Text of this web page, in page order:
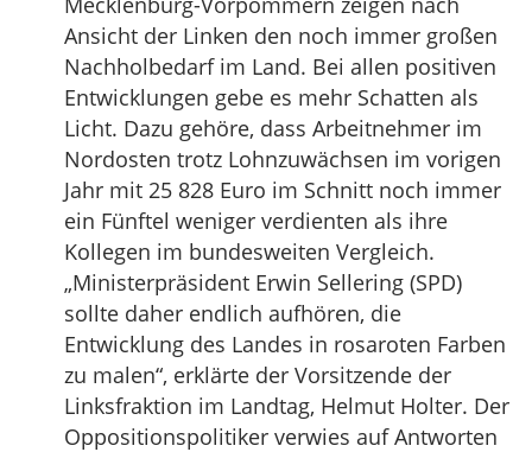
Ansicht der Linken den noch immer großen
Nachholbedarf im Land. Bei allen positiven
Entwicklungen gebe es mehr Schatten als
Licht. Dazu gehöre, dass Arbeitnehmer im
Nordosten trotz Lohnzuwächsen im vorigen
Jahr mit 25 828 Euro im Schnitt noch immer
ein Fünftel weniger verdienten als ihre
Kollegen im bundesweiten Vergleich.
„Ministerpräsident Erwin Sellering (SPD)
sollte daher endlich aufhören, die
Entwicklung des Landes in rosaroten Farben
zu malen“, erklärte der Vorsitzende der
Linksfraktion im Landtag, Helmut Holter. Der
Oppositionspolitiker verwies auf Antworten